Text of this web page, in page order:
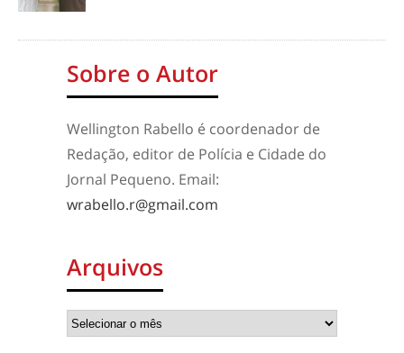
Sobre o Autor
Wellington Rabello é coordenador de
Redação, editor de Polícia e Cidade do
Jornal Pequeno. Email:
wrabello.r@gmail.com
Arquivos